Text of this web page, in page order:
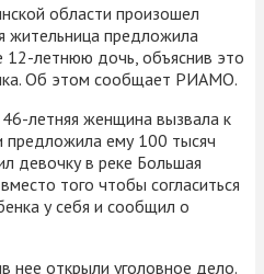
области произошел
жительница предложила
12-летнюю дочь, объяснив это
Об этом сообщает РИАМО.
летняя женщина вызвала к
предложила ему 100 тысяч
девочку в реке Большая
того чтобы согласиться
у себя и сообщил о
нее открыли уголовное дело.